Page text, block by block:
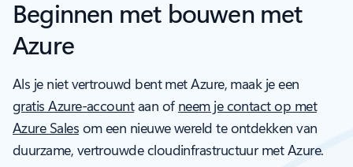
Beginnen met bouwen met
Azure
Als je niet vertrouwd bent met Azure, maak je een
gratis Azure-accountaan of neem je contact op met
Azure Sales om een nieuwe wereld te ontdekken van
duurzame, vertrouwde cloudinfrastructuur met Azure.